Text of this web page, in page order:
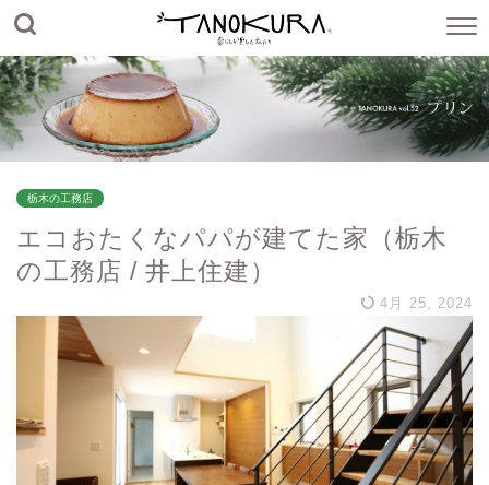
栃木の工務店
エコおたくなパパが建てた家（栃木
の工務店 / 井上住建）
4月 25, 2024